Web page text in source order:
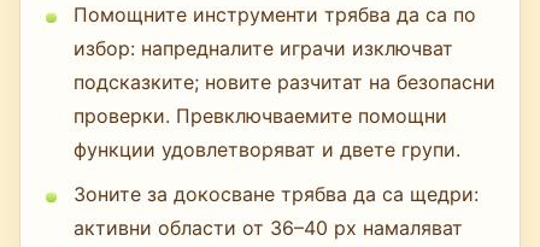
Помощните инструменти трябва да са по
избор: напредналите играчи изключват
подсказките; новите разчитат на безопасни
проверки. Превключваемите помощни
функции удовлетворяват и двете групи.
Зоните за докосване трябва да са щедри:
активни области от 36–40 px намаляват